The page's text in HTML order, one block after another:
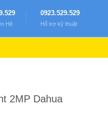
Hệ
0923.529.529
Hổ trợ kỹ thuật
2MP Dahua